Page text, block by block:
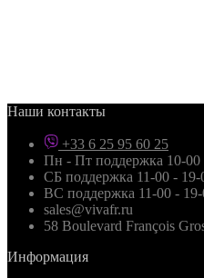
Наши контакты
+33 6 25 95 60 25
Пн - Пт поддержка 10-00
СБ поддержка 11-00 - 19-
ВС поддержка 11-00 -
sales@vivafr.ru
58 Boulevard François
Информация